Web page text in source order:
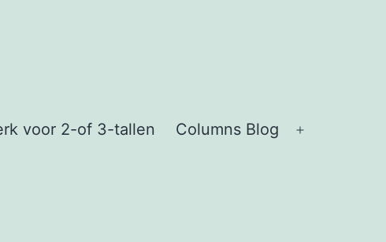
voor 2-of 3-tallen Columns Blog